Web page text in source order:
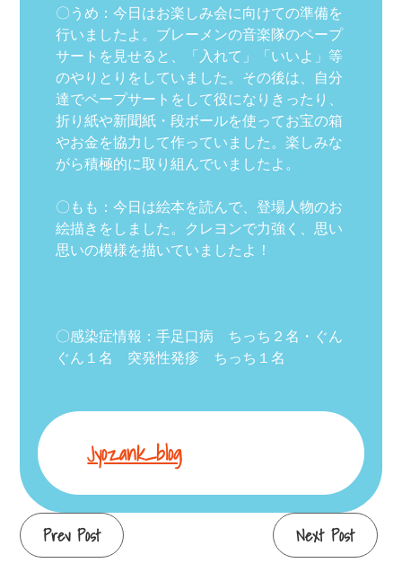
〇うめ：今日はお楽しみ会に向けての準備を
行いましたよ。ブレーメンの音楽隊のペープ
サートを見せると、「入れて」「いいよ」等
のやりとりをしていました。その後は、自分
達でペープサートをして役になりきったり、
折り紙や新聞紙・段ボールを使ってお宝の箱
やお金を協力して作っていました。楽しみな
がら積極的に取り組んでいましたよ。
〇もも：今日は絵本を読んで、登場人物のお
絵描きをしました。クレヨンで力強く、思い
思いの模様を描いていましたよ！
〇感染症情報：手足口病 ちっち２名・ぐん
ぐん１名 突発性発疹 ちっち１名
Jyozank_blog
Continue
Prev Post Next Post